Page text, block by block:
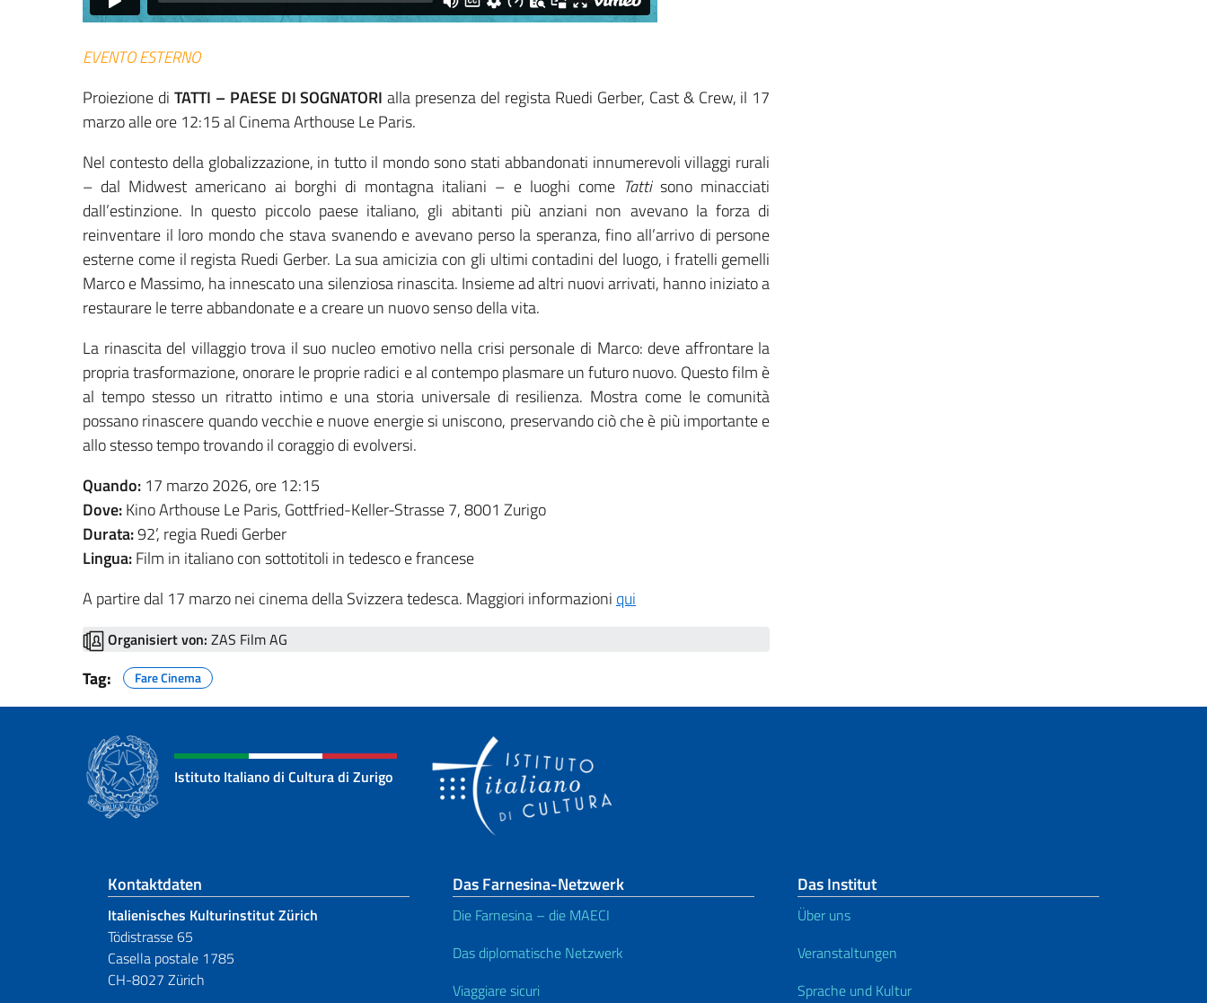
EVENTO ESTERNO
Proiezione di TATTI – PAESE DI SOGNATORI alla presenza del regista Ruedi Gerber, Cast & Crew, il 17
marzo alle ore 12:15 al Cinema Arthouse Le Paris.
Nel contesto della globalizzazione, in tutto il mondo sono stati abbandonati innumerevoli villaggi rurali
– dal Midwest americano ai borghi di montagna italiani – e luoghi come Tattisono minacciati
dall’estinzione. In questo piccolo paese italiano, gli abitanti più anziani non avevano la forza di
reinventare il loro mondo che stava svanendo e avevano perso la speranza, fino all’arrivo di persone
esterne come il regista Ruedi Gerber. La sua amicizia con gli ultimi contadini del luogo, i fratelli gemelli
Marco e Massimo, ha innescato una silenziosa rinascita. Insieme ad altri nuovi arrivati, hanno iniziato a
restaurare le terre abbandonate e a creare un nuovo senso della vita.
La rinascita del villaggio trova il suo nucleo emotivo nella crisi personale di Marco: deve affrontare la
propria trasformazione, onorare le proprie radici e al contempo plasmare un futuro nuovo. Questo film è
al tempo stesso un ritratto intimo e una storia universale di resilienza. Mostra come le comunità
possano rinascere quando vecchie e nuove energie si uniscono, preservando ciò che è più importante e
allo stesso tempo trovando il coraggio di evolversi.
Quando: 17 marzo 2026, ore 12:15
Dove:Kino Arthouse Le Paris, Gottfried-Keller-Strasse 7, 8001 Zurigo
Durata:92’, regia Ruedi Gerber
Lingua:Film in italiano con sottotitoli in tedesco e francese
A partire dal 17 marzo nei cinema della Svizzera tedesca. Maggiori informazioni qui
Organisiert von: ZAS Film AG
Tag: Fare Cinema
Istituto Italiano di Cultura di Zurigo
Fußbereich
Kontaktdaten
Italienisches Kulturinstitut Zürich
Tödistrasse 65
Casella postale 1785
CH-8027 Zürich
Das Farnesina-Netzwerk
Die Farnesina – die MAECI
Das diplomatische Netzwerk
Viaggiare sicuri
Das Institut
Über uns
Veranstaltungen
Sprache und Kultur